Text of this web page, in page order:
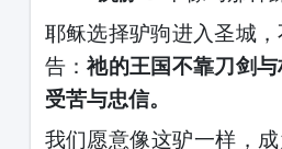
耶稣选择驴驹进入圣城
告：祂的王国不靠刀剑与
受苦与忠信。
我们愿意像这驴一样，